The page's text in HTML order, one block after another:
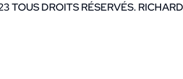
TOUS DROITS RÉSERVÉS.